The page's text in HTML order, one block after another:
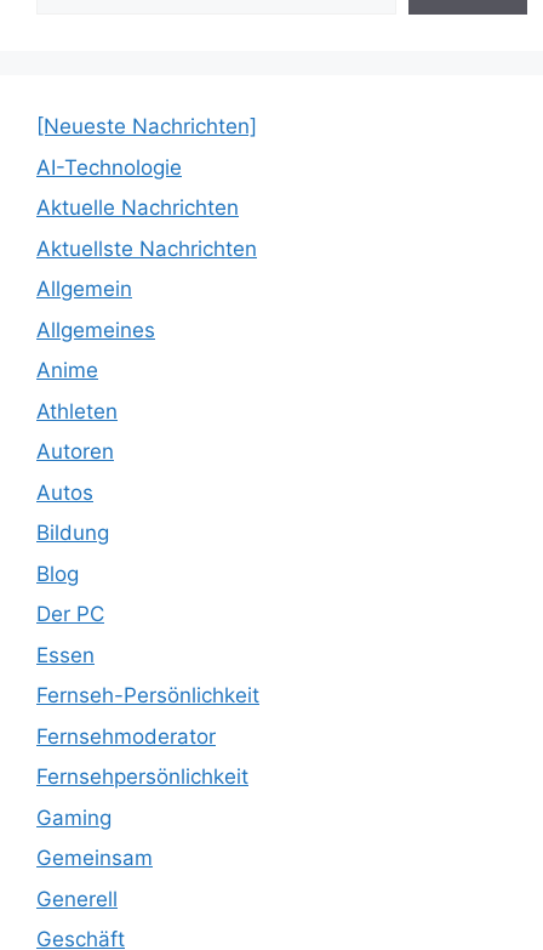
[Neueste Nachrichten]
AI-Technologie
Aktuelle Nachrichten
Aktuellste Nachrichten
Allgemein
Allgemeines
Anime
Athleten
Autoren
Autos
Bildung
Blog
Der PC
Essen
Fernseh-Persönlichkeit
Fernsehmoderator
Fernsehpersönlichkeit
Gaming
Gemeinsam
Generell
Geschäft